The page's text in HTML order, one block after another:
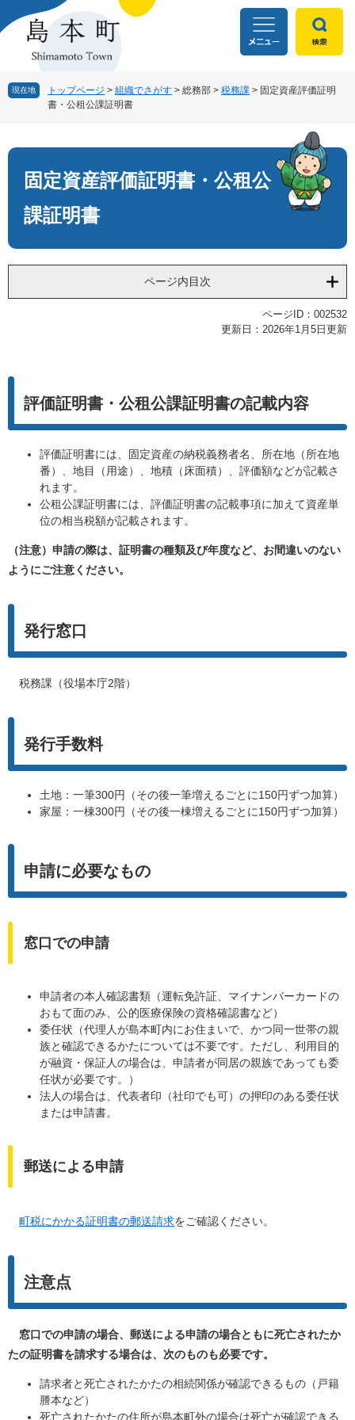
ー
ニ
本
現在地 トップページ > 組織でさがす > 総務部 > 税務課 > 固定資産評価証明
書・公租公課証明書
文
固定資産評価証明書・公租公
課証明書
ページ内目次
ページID：002532
更新日：2026年1月5日更新
評価証明書・公租公課証明書の記載内容
評価証明書には、固定資産の納税義務者名、所在地（所在地
番）、地目（用途）、地積（床面積）、評価額などが記載さ
れます。
公租公課証明書には、評価証明書の記載事項に加えて資産単
位の相当税額が記載されます。
（注意）申請の際は、証明書の種類及び年度など、お間違いのない
ようにご注意ください。
発行窓口
税務課（役場本庁2階）
発行手数料
土地：一筆300円（その後一筆増えるごとに150円ずつ加算）
家屋：一棟300円（その後一棟増えるごとに150円ずつ加算）
申請に必要なもの
窓口での申請
申請者の本人確認書類（運転免許証、マイナンバーカードの
おもて面のみ、公的医療保険の資格確認書など）
委任状（代理人が島本町内にお住まいで、かつ同一世帯の親
族と確認できるかたについては不要です。ただし、利用目的
が融資・保証人の場合は、申請者が同居の親族であっても委
任状が必要です。）
法人の場合は、代表者印（社印でも可）の押印のある委任状
または申請書。
郵送による申請
町税にかかる証明書の郵送請求をご確認ください。
注意点
窓口での申請の場合、郵送による申請の場合ともに死亡されたか
たの証明書を請求する場合は、次のものも必要です。
請求者と死亡されたかたの相続関係が確認できるもの（戸籍
謄本など）
死亡されたかたの住所が島本町外の場合は死亡が確認できる